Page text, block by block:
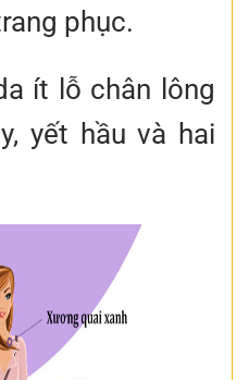
phục.
ít lỗ chân lông
yết hầu và hai